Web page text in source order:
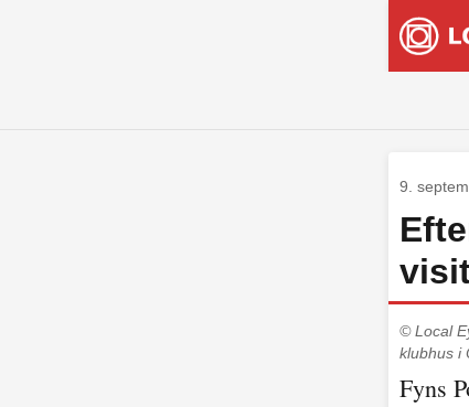
9.
© Local
klubhus i
Fyns